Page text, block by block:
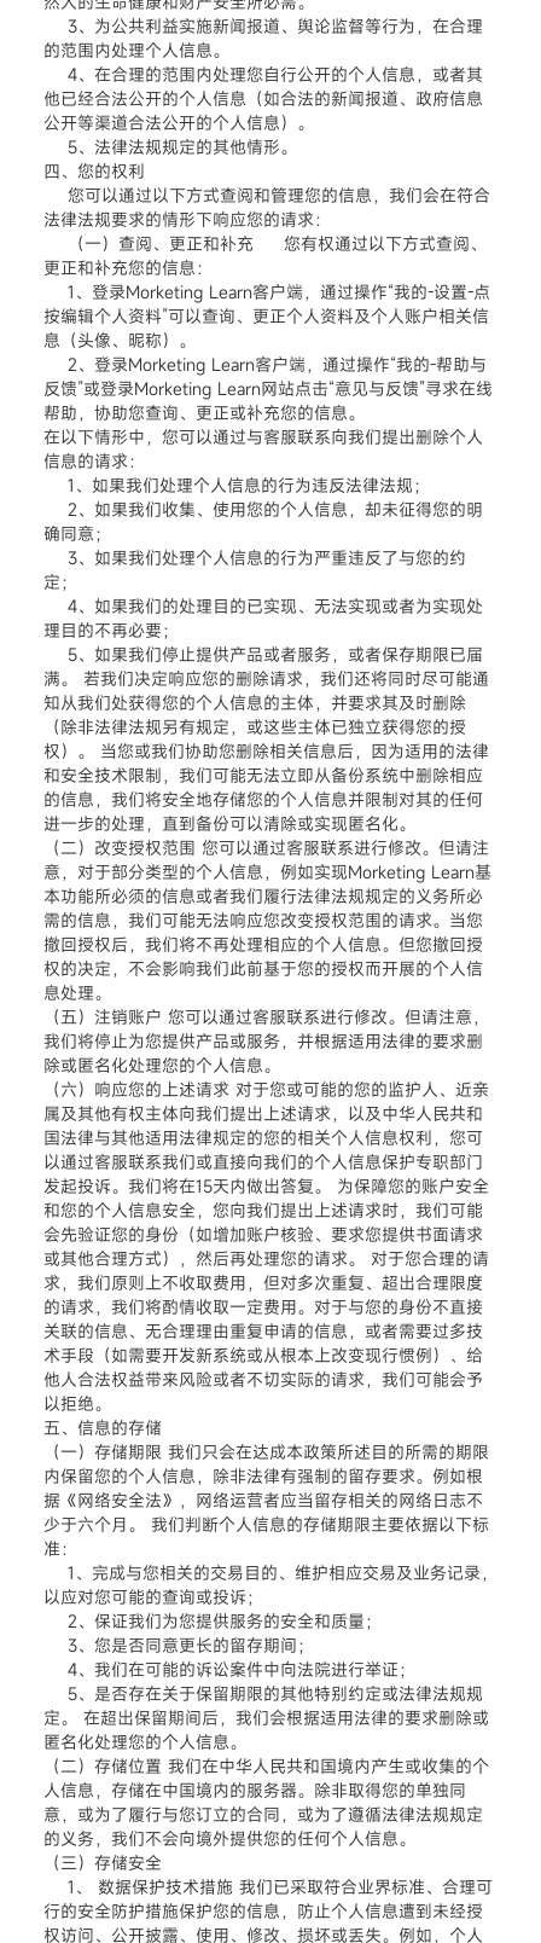
3、为公共利益实施新闻报道、舆论监督等行为，在合理
的范围内处理个人信息。
4、在合理的范围内处理您自行公开的个人信息，或者其
他已经合法公开的个人信息（如合法的新闻报道、政府信息
公开等渠道合法公开的个人信息）。
5、法律法规规定的其他情形。
四、您的权利
您可以通过以下方式查阅和管理您的信息，我们会在符合
法律法规要求的情形下响应您的请求：
（一）查阅、更正和补充 您有权通过以下方式查阅、
更正和补充您的信息：
1、登录Morketing Learn客户端，通过操作“我的-设置-点
按编辑个人资料”可以查询、更正个人资料及个人账户相关信
息（头像、昵称）。
2、登录Morketing Learn客户端，通过操作“我的-帮助与
反馈”或登录Morketing Learn网站点击“意见与反馈”寻求在线
帮助，协助您查询、更正或补充您的信息。
在以下情形中，您可以通过与客服联系向我们提出删除个人
信息的请求：
1、如果我们处理个人信息的行为违反法律法规；
2、如果我们收集、使用您的个人信息，却未征得您的明
确同意；
3、如果我们处理个人信息的行为严重违反了与您的约
定；
4、如果我们的处理目的已实现、无法实现或者为实现处
理目的不再必要；
5、如果我们停止提供产品或者服务，或者保存期限已届
满。 若我们决定响应您的删除请求，我们还将同时尽可能通
知从我们处获得您的个人信息的主体，并要求其及时删除
（除非法律法规另有规定，或这些主体已独立获得您的授
权）。 当您或我们协助您删除相关信息后，因为适用的法律
和安全技术限制，我们可能无法立即从备份系统中删除相应
的信息，我们将安全地存储您的个人信息并限制对其的任何
进一步的处理，直到备份可以清除或实现匿名化。
（二）改变授权范围 您可以通过客服联系进行修改。但请注
意，对于部分类型的个人信息，例如实现Morketing Learn基
本功能所必须的信息或者我们履行法律法规规定的义务所必
需的信息，我们可能无法响应您改变授权范围的请求。当您
撤回授权后，我们将不再处理相应的个人信息。但您撤回授
权的决定，不会影响我们此前基于您的授权而开展的个人信
息处理。
（五）注销账户 您可以通过客服联系进行修改。但请注意，
我们将停止为您提供产品或服务，并根据适用法律的要求删
除或匿名化处理您的个人信息。
（六）响应您的上述请求 对于您或可能的您的监护人、近亲
属及其他有权主体向我们提出上述请求，以及中华人民共和
国法律与其他适用法律规定的您的相关个人信息权利，您可
以通过客服联系我们或直接向我们的个人信息保护专职部门
发起投诉。我们将在15天内做出答复。 为保障您的账户安全
和您的个人信息安全，您向我们提出上述请求时，我们可能
会先验证您的身份（如增加账户核验、要求您提供书面请求
或其他合理方式），然后再处理您的请求。 对于您合理的请
求，我们原则上不收取费用，但对多次重复、超出合理限度
的请求，我们将酌情收取一定费用。对于与您的身份不直接
关联的信息、无合理理由重复申请的信息，或者需要过多技
术手段（如需要开发新系统或从根本上改变现行惯例）、给
他人合法权益带来风险或者不切实际的请求，我们可能会予
以拒绝。
五、信息的存储
（一）存储期限 我们只会在达成本政策所述目的所需的期限
内保留您的个人信息，除非法律有强制的留存要求。例如根
据《网络安全法》，网络运营者应当留存相关的网络日志不
少于六个月。 我们判断个人信息的存储期限主要依据以下标
准：
1、完成与您相关的交易目的、维护相应交易及业务记录，
以应对您可能的查询或投诉；
2、保证我们为您提供服务的安全和质量；
3、您是否同意更长的留存期间；
4、我们在可能的诉讼案件中向法院进行举证；
5、是否存在关于保留期限的其他特别约定或法律法规规
定。 在超出保留期间后，我们会根据适用法律的要求删除或
匿名化处理您的个人信息。
（二）存储位置 我们在中华人民共和国境内产生或收集的个
人信息，存储在中国境内的服务器。除非取得您的单独同
意，或为了履行与您订立的合同，或为了遵循法律法规规定
的义务，我们不会向境外提供您的任何个人信息。
（三）存储安全
1、 数据保护技术措施 我们已采取符合业界标准、合理可
行的安全防护措施保护您的信息，防止个人信息遭到未经授
权访问、公开披露、使用、修改、损坏或丢失。例如，个人